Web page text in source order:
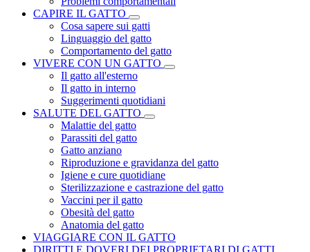
CAPIRE IL GATTO
Cosa sapere sui gatti
Linguaggio del gatto
Comportamento del gatto
VIVERE CON UN GATTO
Il gatto all'esterno
Il gatto in interno
Suggerimenti quotidiani
SALUTE DEL GATTO
Malattie del gatto
Parassiti del gatto
Gatto anziano
Riproduzione e gravidanza del gatto
Igiene e cure quotidiane
Sterilizzazione e castrazione del gatto
Vaccini per il gatto
Obesità del gatto
Anatomia del gatto
VIAGGIARE CON IL GATTO
DIRITTI E DOVERI DEI PROPRIETARI DI GATTI